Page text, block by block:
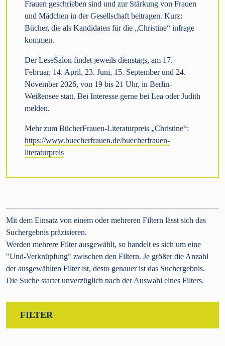
Frauen geschrieben sind und zur Stärkung von Frauen
und Mädchen in der Gesellschaft beitragen. Kurz:
Bücher, die als Kandidaten für die „Christine“ infrage
kommen.
Der LeseSalon findet jeweils dienstags, am 17.
Februar, 14. April, 23. Juni, 15. September und 24.
November 2026, von 19 bis 21 Uhr, in Berlin-
Weißensee statt. Bei Interesse gerne bei Lea oder Judith
melden.
Mehr zum BücherFrauen-Literaturpreis „Christine“:
https://www.buecherfrauen.de/buecherfrauen-
literaturpreis
Mit dem Einsatz von einem oder mehreren Filtern lässt sich das
Suchergebnis präzisieren.
Werden mehrere Filter ausgewählt, so handelt es sich um eine
"Und-Verknüpfung" zwischen den Filtern. Je größer die Anzahl
der ausgewählten Filter ist, desto genauer ist das Suchergebnis.
Die Suche startet unverzüglich nach der Auswahl eines Filters.
FILTER